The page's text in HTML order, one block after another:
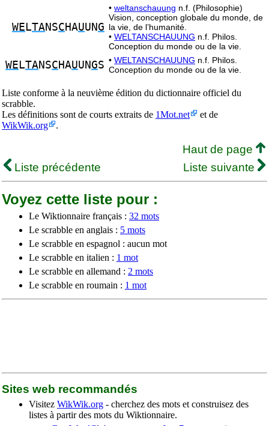
WE LTANSC HAUUNG
• weltanschauung n.f. (Philosophie)
Vision, conception globale du monde, de
la vie, de l’humanité.
• WELTANSCHAUUNG n.f. Philos.
Conception du monde ou de la vie.
WE LTANSC HAUUNGS • WELTANSCHAUUNG n.f. Philos.
Conception du monde ou de la vie.
Liste conforme à la neuvième édition du dictionnaire officiel du
scrabble.
Les définitions sont de courts extraits de 1Mot.net
et de
WikWik.org
.
Haut de page
Liste précédente
Liste suivante
Voyez cette liste pour :
Le Wiktionnaire français : 32 mots
Le scrabble en anglais : 5 mots
Le scrabble en espagnol : aucun mot
Le scrabble en italien : 1 mot
Le scrabble en allemand : 2 mots
Le scrabble en roumain : 1 mot
Sites web recommandés
Visitez WikWik.org - cherchez des mots et construisez des
listes à partir des mots du Wiktionnaire.